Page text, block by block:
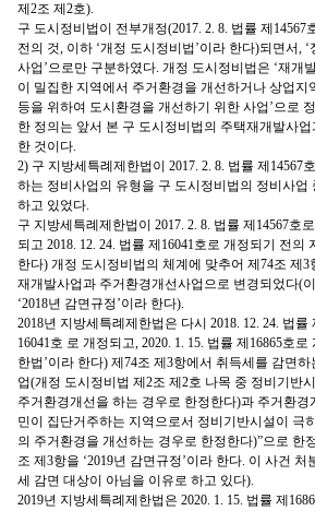
제2조 제2호).
구 도시정비법이 전부개정(2017. 2. 8. 법률 제14567
전의 것, 이하 ‘개정 도시정비법’이라 한다)되면서,
사업’으로만 구분하였다. 개정 도시정비법은 ‘재개
이 밀집한 지역에서 주거환경을 개선하거나 상업
등을 위하여 도시환경을 개선하기 위한 사업’으로
한 정의는 앞서 본 구 도시정비법의 주택재개발사
한 것이다.
2) 구 지방세특례제한법이 2017. 2. 8. 법률 제
하는 정비사업의 유형을 구 도시정비법의 정비사
하고 있었다.
구 지방세특례제한법이 2017. 2. 8. 법률 제14567호
되고 2018. 12. 24. 법률 제16041호로 개정되기 전
한다) 개정 도시정비법의 체계에 맞추어 제74조 제
재개발사업과 주거환경개선사업으로 변경되었다(
‘2018년 감면규정’이라 한다).
2018년 지방세특례제한법은 다시 2018. 12. 24. 법률
16041호 로 개정되고, 2020. 1. 15. 법률 제16865호
한법’이라 한다) 제74조 제3항에서 취득세를 감면
업(개정 도시정비법 제2조 제2호 나목 중 정비기반
주거환경개선을 하는 경우로 한정한다)과 주거환
민이 집단거주하는 지역으로서 정비기반시설이 극
의 주거환경을 개선하는 경우로 한정한다)”으로 한
조 제3항을 ‘2019년 감면규정’이라 한다. 이 사건
세 감면 대상이 아님을 이유로 하고 있다).
2019년 지방세특례제한법은 2020. 1. 15. 법률 제